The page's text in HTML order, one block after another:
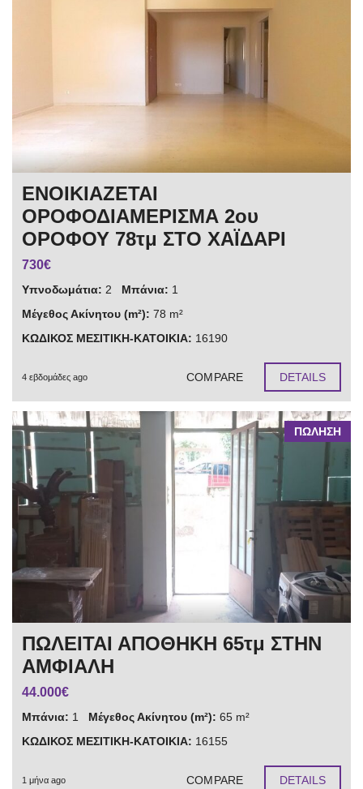
ΕΝΟΙΚΙΑΖΕΤΑΙ
ΟΡΟΦΟΔΙΑΜΕΡΙΣΜΑ 2ου
ΟΡΟΦΟΥ 78τμ ΣΤΟ ΧΑΪΔΑΡΙ
730€
Υπνοδωμάτια: 2 Μπάνια: 1
Μέγεθος Ακίνητου (m²): 78 m²
ΚΩΔΙΚΟΣ ΜΕΣΙΤΙΚΗ-ΚΑΤΟΙΚΙΑ: 16190
4 εβδομάδες ago COMPARE DETAILS
ΠΩΛΗΣΗ
ΠΩΛΕΙΤΑΙ ΑΠΟΘΗΚΗ 65τμ ΣΤΗΝ
ΑΜΦΙΑΛΗ
44.000€
Μπάνια: 1 Μέγεθος Ακίνητου (m²): 65 m²
ΚΩΔΙΚΟΣ ΜΕΣΙΤΙΚΗ-ΚΑΤΟΙΚΙΑ: 16155
1 μήνα ago COMPARE DETAILS